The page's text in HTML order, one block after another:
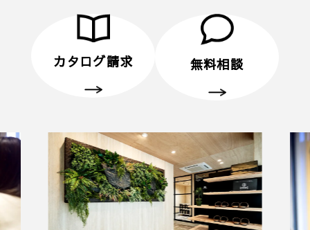
・プレゼントは、1名様（1家族様）1回限りとさせ
・未成年者様のみのご来場は対象外とさせていただ
■ 個人情報の取り扱いについて
・ご入力いただきました情報は「プライバシーポリ
」に従って取り扱われます。
カタログ請求 無料相談